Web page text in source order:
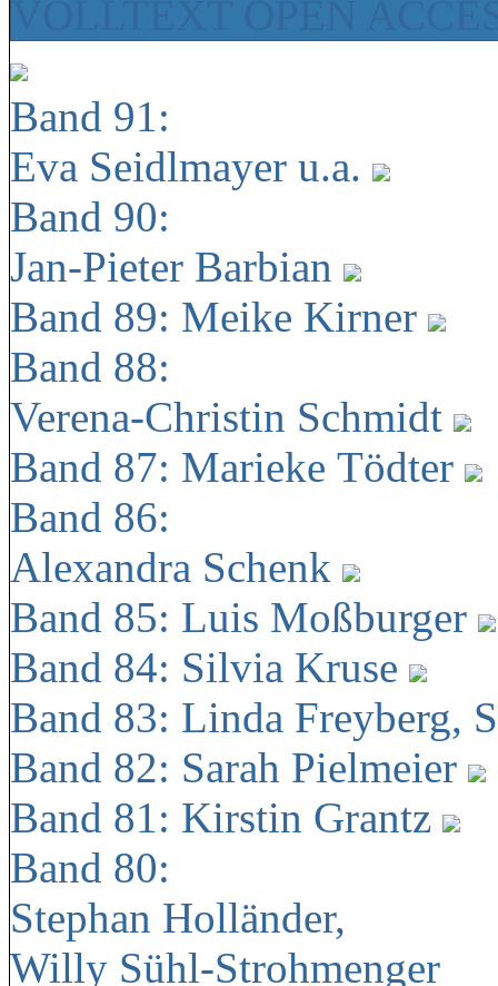
Band 91:
Eva Seidlmayer u.a.
Band 90:
Jan-Pieter Barbian
Band 89: Meike Kirner
Band 88:
Verena-Christin Schmidt
Band 87: Marieke Tödter
Band 86:
Alexandra Schenk
Band 85: Luis Moßburger
Band 84: Silvia Kruse
Band 83: Linda Freyberg,
Band 82: Sarah Pielmeier
Band 81: Kirstin Grantz
Band 80:
Stephan Holländer,
Willy Sühl-Strohmenger